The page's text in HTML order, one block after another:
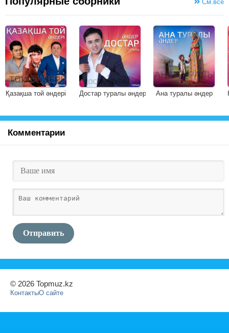
См.все
Қазақша той әндері Достар туралы әндер Ана туралы әндер
Комментарии
Отправить
© 2026 Topmuz.kz
КонтактыО сайте